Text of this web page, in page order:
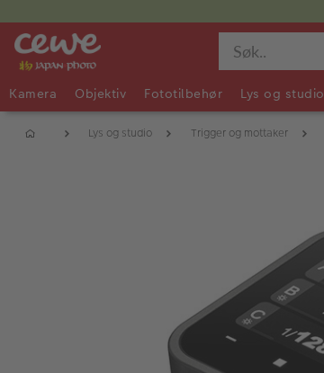
Kamera Objektiv Fototilbehør Lys og studio
Lys og studio Trigger og mottaker